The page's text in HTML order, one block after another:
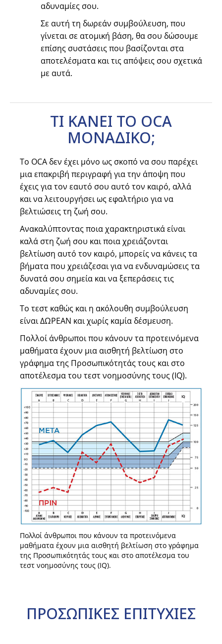
αδυναμίες σου.
Σε αυτή τη δωρεάν συμβούλευση, που
γίνεται σε ατομική βάση, θα σου δώσουμε
επίσης συστάσεις που βασίζονται στα
αποτελέσματα και τις απόψεις σου σχετικά
με αυτά.
ΤΙ ΚΑΝΕΙ ΤΟ OCA
ΜΟΝΑΔΙΚΟ;
Το OCA δεν έχει μόνο ως σκοπό να σου παρέχει
μια επακριβή περιγραφή για την άποψη που
έχεις για τον εαυτό σου αυτό τον καιρό, αλλά
και να λειτουργήσει ως εφαλτήριο για να
βελτιώσεις τη ζωή σου.
Ανακαλύπτοντας ποια χαρακτηριστικά είναι
καλά στη ζωή σου και ποια χρειάζονται
βελτίωση αυτό τον καιρό, μπορείς να κάνεις τα
βήματα που χρειάζεσαι για να ενδυναμώσεις τα
δυνατά σου σημεία και να ξεπεράσεις τις
αδυναμίες σου.
Το τεστ καθώς και η ακόλουθη συμβούλευση
είναι ΔΩΡΕΑΝ και χωρίς καμία δέσμευση.
Πολλοί άνθρωποι που κάνουν τα προτεινόμενα
μαθήματα έχουν μια αισθητή βελτίωση στο
γράφημα της Προσωπικότητάς τους και στο
αποτέλεσμα του τεστ νοημοσύνης τους (IQ).
Πολλοί άνθρωποι που κάνουν τα προτεινόμενα
μαθήματα έχουν μια αισθητή βελτίωση στο γράφημα
της Προσωπικότητάς τους και στο αποτέλεσμα του
τεστ νοημοσύνης τους (IQ).
ΠΡΟΣΩΠΙΚΕΣ ΕΠΙΤΥΧΙΕΣ